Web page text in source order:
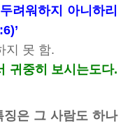
려워하지 아니하리
지 못 함.
귀중히 보시는도다.
은 그 사람도 하나